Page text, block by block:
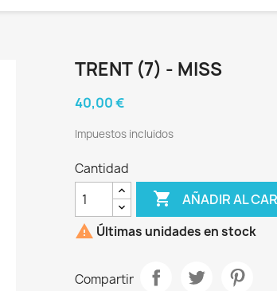
TRENT (7) - MISS
40,00 €
Impuestos incluidos
Cantidad
 AÑADIR AL
 Últimas unidades en stock
Compartir